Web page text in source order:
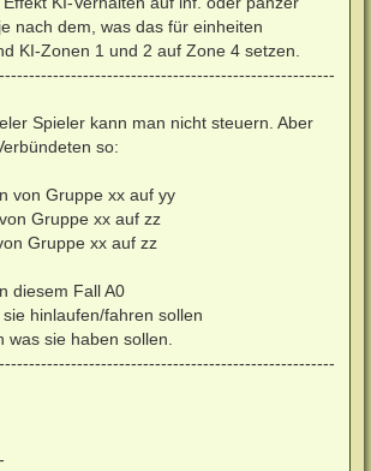
nach dem, was das für einheiten
KI-Zonen 1 und 2 auf Zone 4 setzen.
Spieler kann man nicht steuern. Aber
so:
von Gruppe xx auf yy
Gruppe xx auf zz
Gruppe xx auf zz
diesem Fall A0
hinlaufen/fahren sollen
was sie haben sollen.